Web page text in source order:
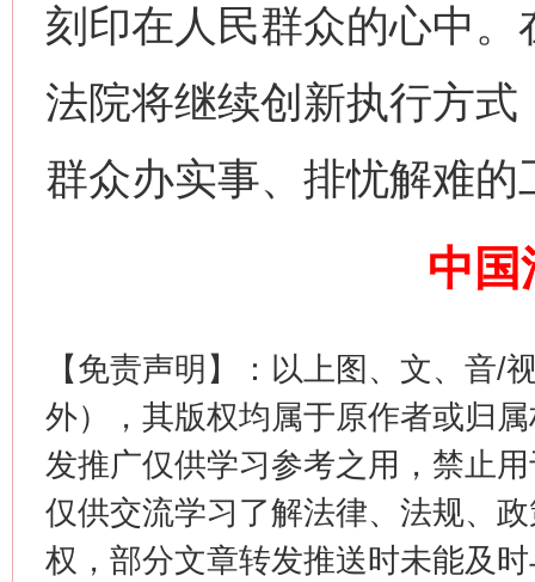
刻印在人民群众的心中
法院将继续创新执行方
群众办实事、排忧解难的
中国
【免责声明】：以上图、文、音/
外），其版权均属于原作者或归
发推广仅供学习参考之用，禁止
仅供交流学习了解法律、法规、
权，部分文章转发推送时未能及
网上购药对药下症？
这是一记警钟！ 谢